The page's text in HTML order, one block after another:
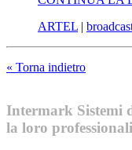
ARTEL |
« Torna indietro
Intermark Sistemi
la loro